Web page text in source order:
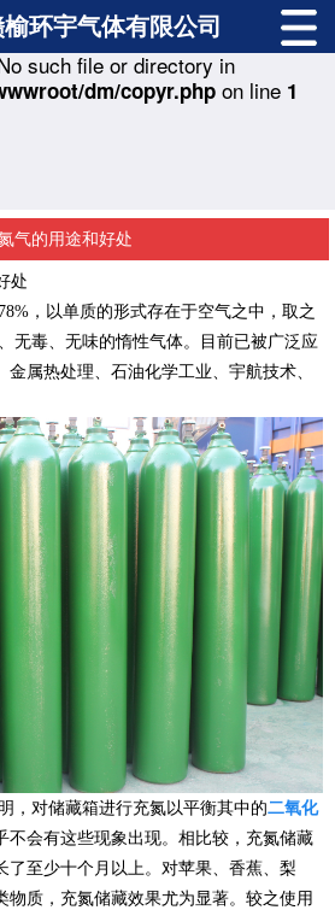
md5.class.php) [function.copy
]:
such file or directory in
dm/copyr.php on line 1
环宇气体有限公司
气的用途和好处
处
，以单质的形式存在于空气之中，取之
无毒、无味的惰性气体。目前已被广泛应
属热处理、石油化学工业、宇航技术、
对储藏箱进行充氮以平衡其中的二氧化
不会有这些现象出现。相比较，充氮储藏
了至少十个月以上。对苹果、香蕉、梨
物质，充氮储藏效果尤为显著。较之使用